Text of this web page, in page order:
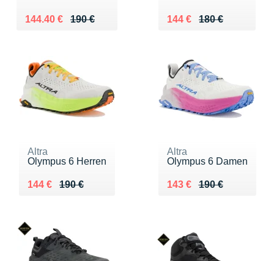
190 €
Au lieu de 190 €
144.40 €
Vendu 144.40 € 180 €
Au lieu de 180 €
144 €
Vendu 144 €
Altra
Olympus 6 Herren
190 €
Au lieu de 190 €
144 €
Vendu 144 €
Altra
Olympus 6 Damen
190 €
Au lieu de 190 €
143 €
Vendu 143 €